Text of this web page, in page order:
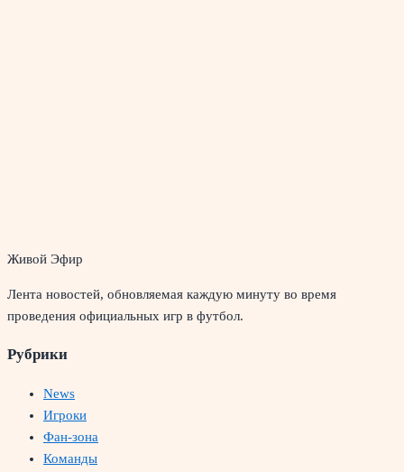
Живой Эфир
Лента новостей, обновляемая каждую минуту во время
проведения официальных игр в футбол.
Рубрики
News
Игроки
Фан-зона
Команды